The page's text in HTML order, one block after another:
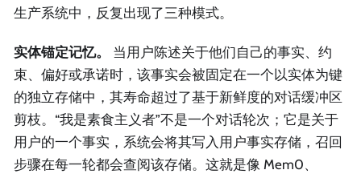
生产系统中，反复出现了三种模式。
实体锚定记忆。
当用户陈述关于他们自己的事实、约
束、偏好或承诺时，该事实会被固定在一个以实体为键
的独立存储中，其寿命超过了基于新鲜度的对话缓冲区
剪枝。“我是素食主义者”不是一个对话轮次；它是关于
用户的一个事实，系统会将其写入用户事实存储，召回
步骤在每一轮都会查阅该存储。这就是像 Mem0、